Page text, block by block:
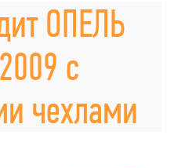
ОПЕЛЬ
с
чехлами